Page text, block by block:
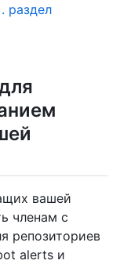
. раздел
вашей
членам с
репозиториев
alerts и